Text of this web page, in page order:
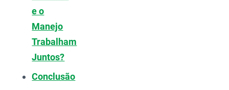
e o
Manejo
Trabalham
Juntos?
Conclusão